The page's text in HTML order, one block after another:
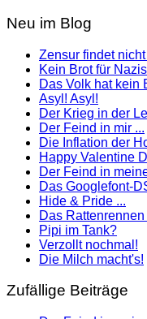
Neu im Blog
Zensur findet
Kein Brot für Nazis
Das Volk hat kein
Asyl! Asyl!
Der Krieg in der
Der Feind in mir ...
Die Inflation der
Happy Valentine
Der Feind in
Das Googlefont-
Hide & Pride ...
Das
Pipi im Tank?
Verzollt nochmal!
Die Milch macht's!
Zufällige Beiträge